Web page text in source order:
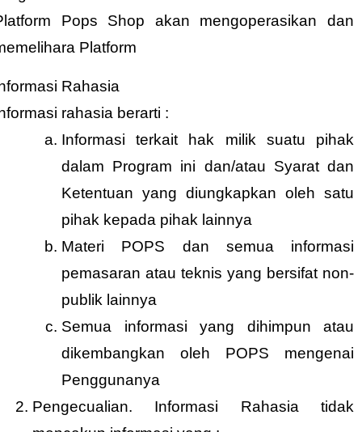
Pops Shop akan mengoperasikan dan
Platform
Rahasia
rahasia berarti :
Informasi terkait hak milik suatu pihak
dalam Program ini dan/atau Syarat dan
Ketentuan yang diungkapkan oleh satu
pihak kepada pihak lainnya
Materi POPS dan semua informasi
pemasaran atau teknis yang bersifat non-
publik lainnya
Semua informasi yang dihimpun atau
dikembangkan oleh POPS mengenai
Penggunanya
Pengecualian. Informasi Rahasia tidak